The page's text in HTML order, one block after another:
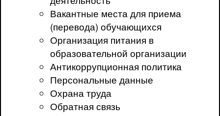
Вакантные места для приема
(перевода) обучающихся
Организация питания в
образовательной организации
Антикоррупционная политика
Персональные данные
Охрана труда
Обратная связь